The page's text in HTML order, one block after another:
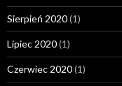
Sierpień 2020(1)
Lipiec 2020(1)
Czerwiec 2020(1)